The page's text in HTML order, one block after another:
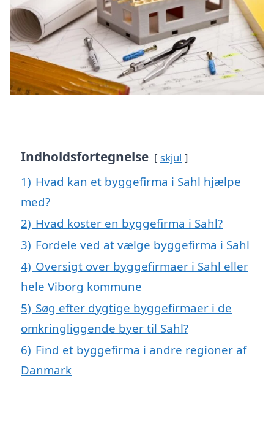
Indholdsfortegnelse skjul
1) Hvad kan et byggefirma i Sahl hjælpe
med?
2) Hvad koster en byggefirma i Sahl?
3) Fordele ved at vælge byggefirma i Sahl
4) Oversigt over byggefirmaer i Sahl eller
hele Viborg kommune
5) Søg efter dygtige byggefirmaer i de
omkringliggende byer til Sahl?
6) Find et byggefirma i andre regioner af
Danmark